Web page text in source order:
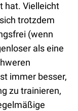
hat. Vielleicht
trotzdem
(wenn
als eine
immer besser,
zu trainieren,